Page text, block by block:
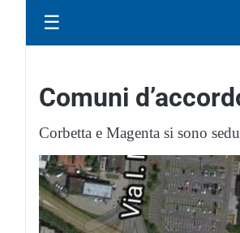
☰
Comuni
Corbetta e Magenta si sono